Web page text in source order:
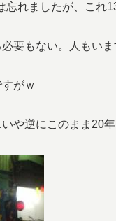
忘れましたが、これ
要もない。人もいま
がｗ
や逆にこのまま20